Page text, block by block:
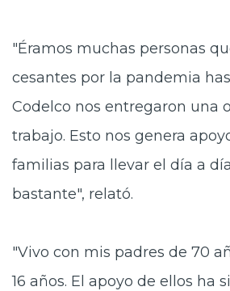
"Éramos muchas personas
cesantes por la pandemia
Codelco nos entregaron una
trabajo. Esto nos genera
familias para llevar el día a
bastante", relató.
"Vivo con mis padres de 70
16 años. El apoyo de ellos ha